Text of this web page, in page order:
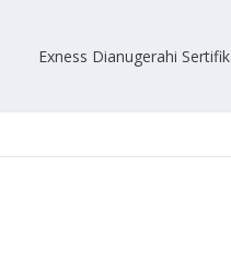
Exness Dianugerahi